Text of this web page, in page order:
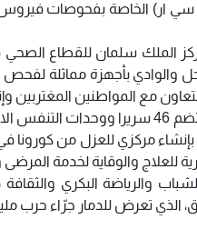
سي ار) الخاصة بفحوصات
الملك سلمان للقطاع
بأجهزة مماثلة
مع المواطنين
وخلال زيارة أقسام المركز الموزعة على ثلاثة
مركزي للعزل من كورونا
للعلاج والوقاية لخدمة
والرياضة البكري
تعرض للدمار جرّاء حرب